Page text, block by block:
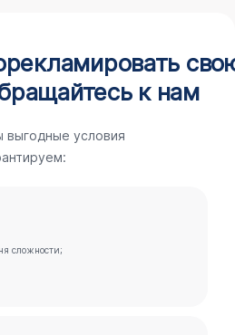
к нам
выгодные условия
сложности;